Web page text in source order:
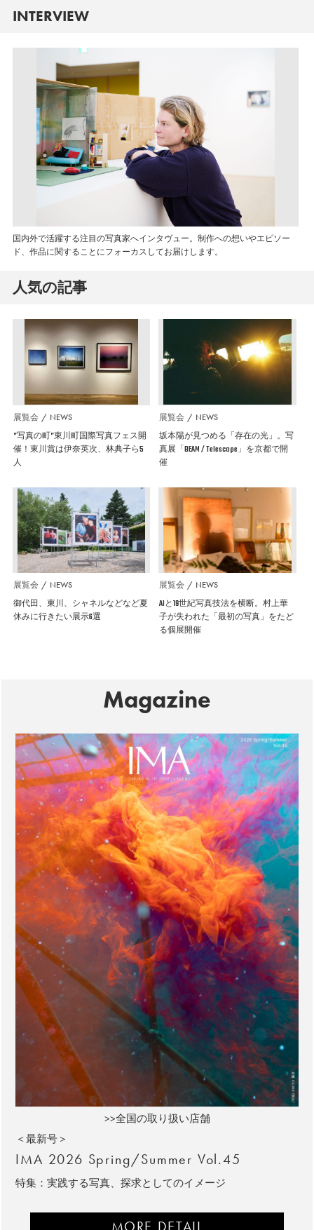
INTERVIEW
国内外で活躍する注目の写真家へインタヴュー。制作への想いやエピソー
ド、作品に関することにフォーカスしてお届けします。
人気の記事
展覧会 NEWS
”写真の町”東川町国際写真フェス開
催！東川賞は伊奈英次、林典子ら5
人
展覧会 NEWS
坂本陽が見つめる「存在の光」。写
真展「BEAM / Telescope」を京都で開
催
展覧会 NEWS
御代田、東川、シャネルなどなど夏
休みに行きたい展示6選
展覧会 NEWS
AIと19世紀写真技法を横断。村上華
子が失われた「最初の写真」をたど
る個展開催
Magazine
>>全国の取り扱い店舗
＜最新号＞
IMA 2026 Spring/Summer Vol.45
特集：実践する写真、探求としてのイメージ